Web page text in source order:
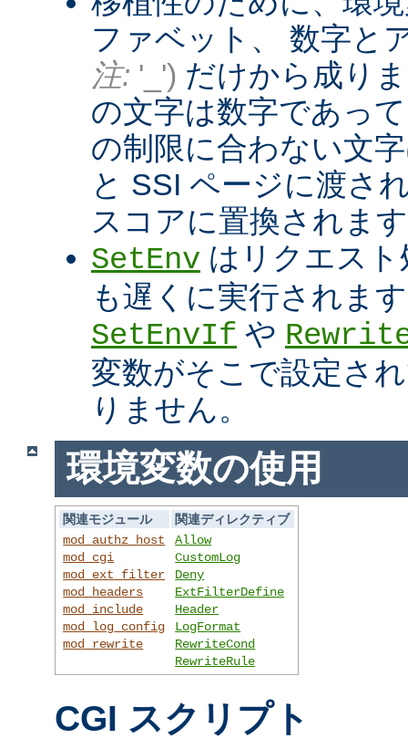
ファベット、 数字と
注: '_') だけから成り
の文字は数字であっ
の制限に合わない文
と SSI ページに渡さ
スコアに置換されま
SetEnv はリクエス
も遅くに実行されま
SetEnvIf や
変数がそこで設定さ
りません。
環境変数の使用
関連モジュール
関連ディレクティブ
mod_authz_host
mod_cgi
mod_ext_filter
mod_headers
mod_include
mod_log_config
mod_rewrite
Allow
CustomLog
Deny
ExtFilterDefine
Header
LogFormat
RewriteCond
RewriteRule
CGI スクリプト